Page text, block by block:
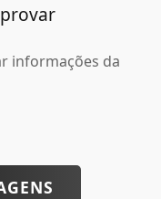
informações da